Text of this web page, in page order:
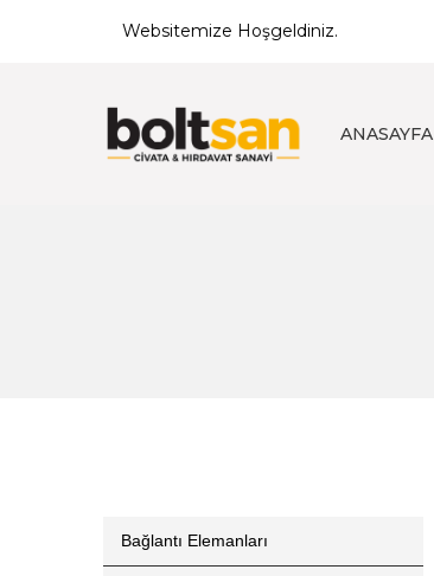
Websitemize Hoşgeldiniz.
ANASAYFA
Bağlantı Elemanları